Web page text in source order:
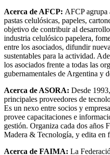
Acerca de AFCP: AFCP agrupa
pastas celulósicas, papeles,
objetivo de contribuir al
industria celulósico papelera,
entre los asociados, difundir
sustentables para la actividad.
los asociados frente a todas las
gubernamentales de Argentina y
Acerca de ASORA: Desde
principales proveedores de
Es un nexo entre socios y
provee capacitaciones e
gestión. Organiza cada dos
Madera & Tecnología, y edita en
Acerca de FAIMA: La